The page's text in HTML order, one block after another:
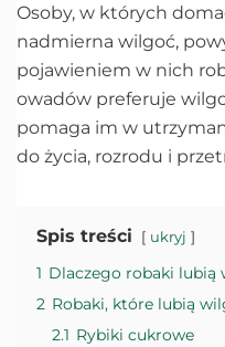
Osoby, w których
nadmierna wilgoć,
pojawieniem w nich
owadów preferuje
pomaga im w
do życia, rozrodu i
Spis treści ukryj
1 Dlaczego robaki lubią
2 Robaki, które lubią
2.1 Rybiki cukrowe